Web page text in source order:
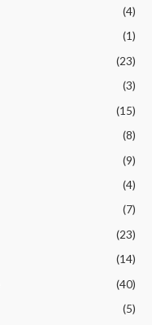
(4)
(1)
(23)
(3)
(15)
(8)
(9)
(4)
(7)
(23)
(14)
(40)
(5)